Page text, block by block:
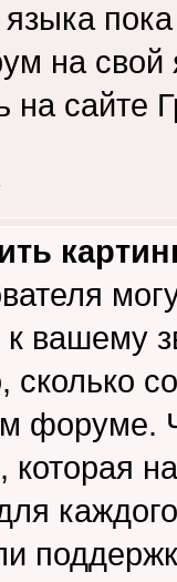
на
на сайте
к вашему
сколько
форуме.